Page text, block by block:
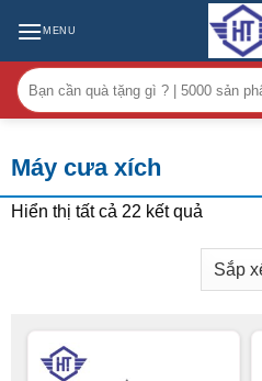
MENU
Tìm
kiếm:
Máy cưa xích
Hiển thị tất cả 22 kết quả